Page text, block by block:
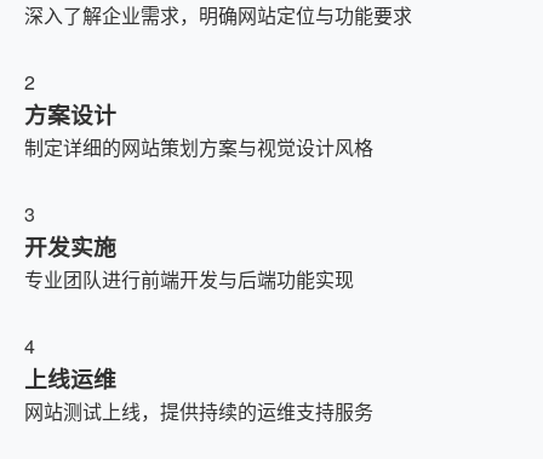
深入了解企业需求，明确网站定位与功能要求
2
方案设计
制定详细的网站策划方案与视觉设计风格
3
开发实施
专业团队进行前端开发与后端功能实现
4
上线运维
网站测试上线，提供持续的运维支持服务